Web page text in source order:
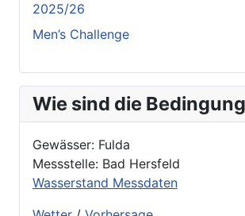
2025/26
Men’s Challenge
Wie sind die
Gewässer: Fulda
Messstelle: Bad Hersfeld
Wasserstand Messdaten